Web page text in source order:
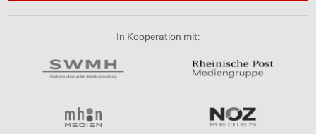
In Kooperation mit: